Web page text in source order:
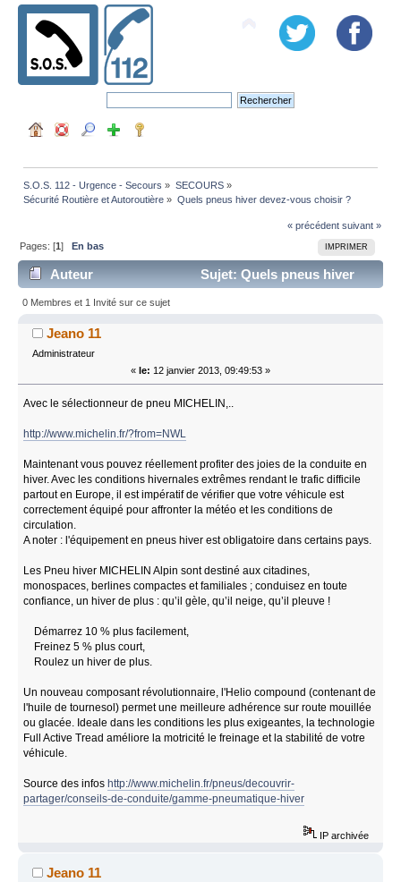
S.O.S. 112 - Urgence - Secours » SECOURS»
Sécurité Routière et Autoroutière » Quels pneus hiver devez-vous choisir ?
« précédent suivant »
IMPRIMER
Pages: [1]En bas
Auteur
Sujet: Quels pneus hiver
devez-vous choisir ? (Lu 113467 fois)
0 Membres et 1 Invité sur ce sujet
Jeano 11
Administrateur
« le: 12 janvier 2013, 09:49:53 »
Avec le sélectionneur de pneu MICHELIN,..
http://www.michelin.fr/?from=NWL
Maintenant vous pouvez réellement profiter des joies de la conduite en
hiver. Avec les conditions hivernales extrêmes rendant le trafic difficile
partout en Europe, il est impératif de vérifier que votre véhicule est
correctement équipé pour affronter la météo et les conditions de
circulation.
A noter : l'équipement en pneus hiver est obligatoire dans certains pays.
Les Pneu hiver MICHELIN Alpin sont destiné aux citadines,
monospaces, berlines compactes et familiales ; conduisez en toute
confiance, un hiver de plus : qu’il gèle, qu’il neige, qu’il pleuve !
Démarrez 10 % plus facilement,
Freinez 5 % plus court,
Roulez un hiver de plus.
Un nouveau composant révolutionnaire, l'Helio compound (contenant de
l'huile de tournesol) permet une meilleure adhérence sur route mouillée
ou glacée. Ideale dans les conditions les plus exigeantes, la technologie
Full Active Tread améliore la motricité le freinage et la stabilité de votre
véhicule.
Source des infos http://www.michelin.fr/pneus/decouvrir-
partager/conseils-de-conduite/gamme-pneumatique-hiver
IP archivée
Jeano 11